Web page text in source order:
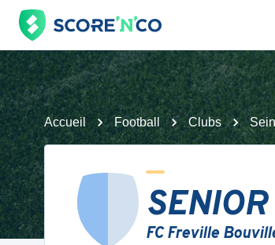
Accueil Football Clubs
SENIOR
FC Freville